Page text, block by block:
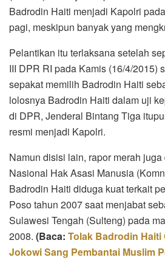
Badrodin Haiti menjadi Kapolri
pagi, meskipun banyak yang
Pelantikan itu terlaksana setelah
III DPR RI pada Kamis (16/4/2015)
sepakat memilih Badrodin Haiti
lolosnya Badrodin Haiti dalam uji
di DPR, Jenderal Bintang Tiga
resmi menjadi Kapolri.
Namun disisi lain, rapor merah
Nasional Hak Asasi Manusia
Badrodin Haiti diduga kuat terkait
Poso tahun 2007 saat menjabat
Sulawesi Tengah (Sulteng) pada
2008. (Baca: Tolak Badrodin
Jokowi Sang Pembantai Muslim